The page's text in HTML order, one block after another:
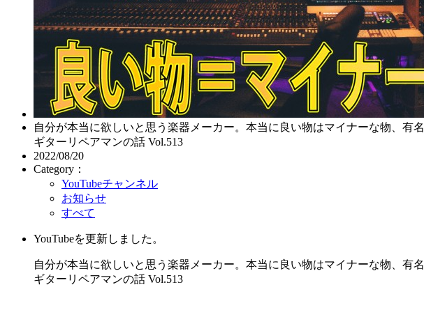
自分が本当に欲しいと思う楽器メーカー。本当に良い物はマイナーな物、
ギターリペアマンの話 Vol.513
2022/08/20
Category：
YouTubeチャンネル
お知らせ
すべて
YouTubeを更新しました。
自分が本当に欲しいと思う楽器メーカー。本当に良い物はマイナーな物、
ギターリペアマンの話 Vol.513